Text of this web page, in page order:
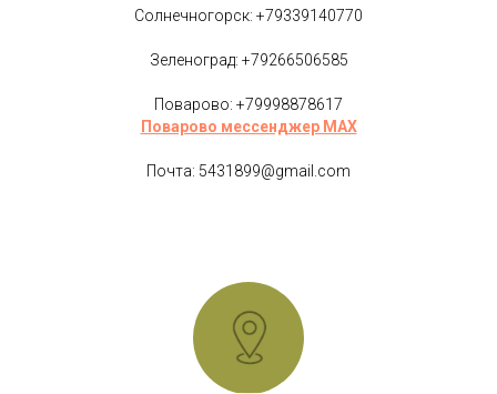
Солнечногорск: +79339140770
Зеленоград: +79266506585
Поварово: +79998878617
Поварово мессенджер MAX
Почта: 5431899@gmail.com